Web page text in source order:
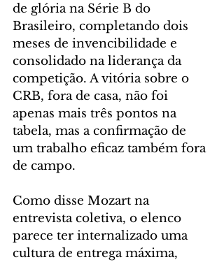
de glória na Série B do
Brasileiro, completando dois
meses de invencibilidade e
consolidado na liderança da
competição. A vitória sobre o
CRB, fora de casa, não foi
apenas mais três pontos na
tabela, mas a confirmação de
um trabalho eficaz também fora
de campo.
Como disse Mozart na
entrevista coletiva, o elenco
parece ter internalizado uma
cultura de entrega máxima,